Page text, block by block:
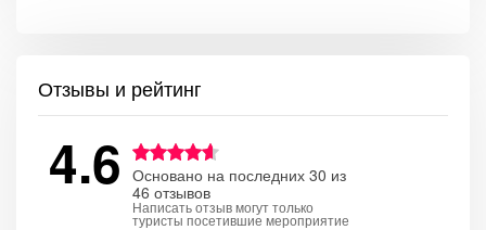
Отзывы и рейтинг
4.6 Основано на последних 30 из
46 отзывов
Написать отзыв могут только
туристы посетившие мероприятие